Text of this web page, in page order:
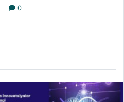
0